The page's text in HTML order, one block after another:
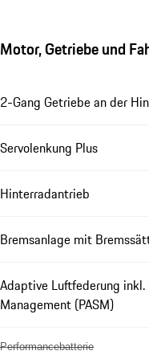
Motor, Getriebe und
2-Gang Getriebe an der
Servolenkung Plus
Hinterradantrieb
Bremsanlage mit
Adaptive Luftfederung inkl.
Management (PASM)
Performancebatterie